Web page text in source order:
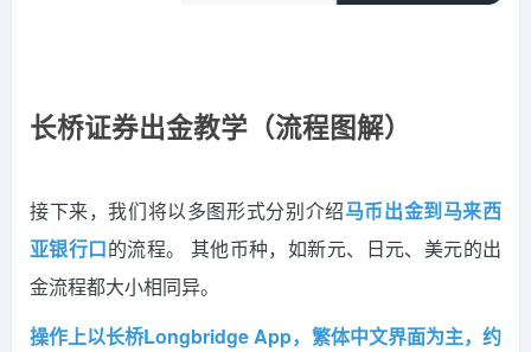
长桥证券出金教学（流程图解）
接下来，我们将以多图形式分别介绍马币出金到马来西
亚银行口的流程。 其他币种，如新元、日元、美元的出
金流程都大小相同异。
操作上以长桥Longbridge App，繁体中文界面为主，约